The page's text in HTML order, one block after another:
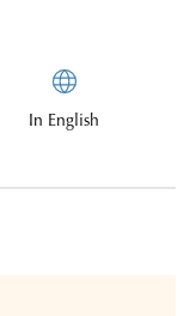
In English